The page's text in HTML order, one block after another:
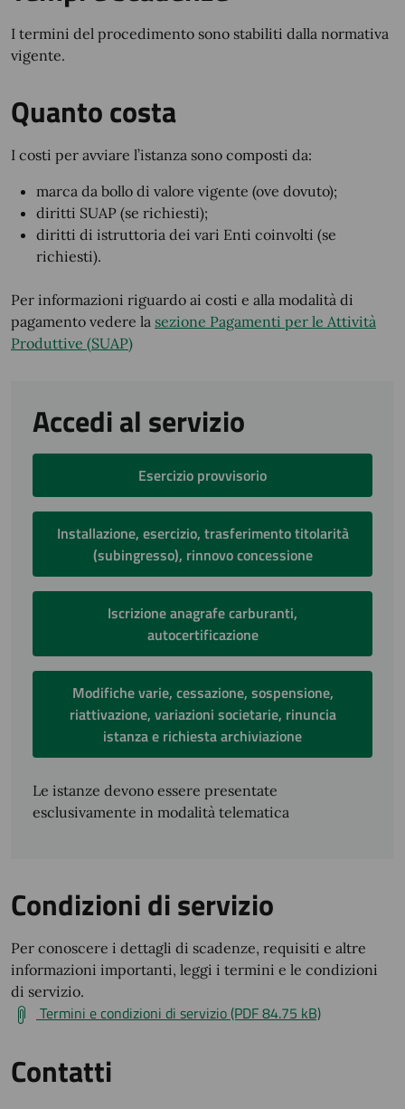
I termini del procedimento sono stabiliti dalla normativa
vigente.
Quanto costa
I costi per avviare l’istanza sono composti da:
marca da bollo di valore vigente (ove dovuto);
diritti SUAP (se richiesti);
diritti di istruttoria dei vari Enti coinvolti (se
richiesti).
Per informazioni riguardo ai costi e alla modalità di
pagamento vedere la sezione Pagamenti per le Attività
Produttive (SUAP)
Accedi al servizio
Esercizio provvisorio
Installazione, esercizio, trasferimento titolarità
(subingresso), rinnovo concessione
Iscrizione anagrafe carburanti,
autocertificazione
Modifiche varie, cessazione, sospensione,
riattivazione, variazioni societarie, rinuncia
istanza e richiesta archiviazione
Le istanze devono essere presentate
esclusivamente in modalità telematica
Condizioni di servizio
Per conoscere i dettagli di scadenze, requisiti e altre
informazioni importanti, leggi i termini e le condizioni
di servizio.
Termini e condizioni di servizio (PDF 84.75 kB)
Contatti